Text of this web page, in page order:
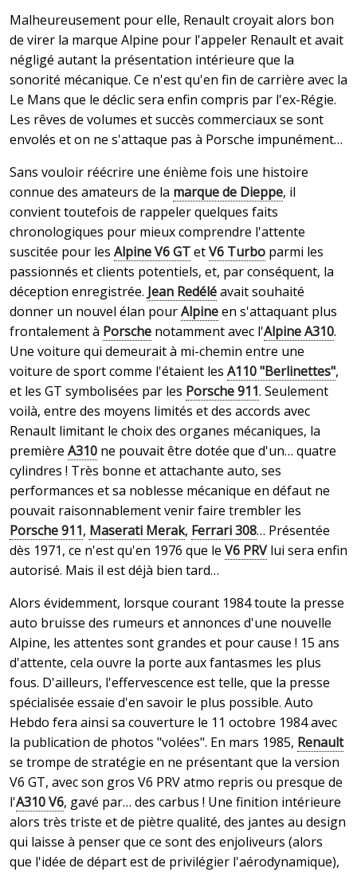
Malheureusement pour elle, Renault croyait alors bon
de virer la marque Alpine pour l'appeler Renault et avait
négligé autant la présentation intérieure que la
sonorité mécanique. Ce n'est qu'en fin de carrière avec la
Le Mans que le déclic sera enfin compris par l'ex-Régie.
Les rêves de volumes et succès commerciaux se sont
envolés et on ne s'attaque pas à Porsche impunément…
Sans vouloir réécrire une énième fois une histoire
connue des amateurs de la marque de Dieppe, il
convient toutefois de rappeler quelques faits
chronologiques pour mieux comprendre l'attente
suscitée pour les Alpine V6 GTetV6 Turbo parmi les
passionnés et clients potentiels, et, par conséquent, la
déception enregistrée. Jean Redéléavait souhaité
donner un nouvel élan pourAlpineen s'attaquant plus
frontalement à Porsche notamment avec l'Alpine A310.
Une voiture qui demeurait à mi-chemin entre une
voiture de sport comme l'étaient les A110 "Berlinettes",
et les GT symbolisées par les Porsche 911. Seulement
voilà, entre des moyens limités et des accords avec
Renault limitant le choix des organes mécaniques, la
première A310 ne pouvait être dotée que d'un… quatre
cylindres ! Très bonne et attachante auto, ses
performances et sa noblesse mécanique en défaut ne
pouvait raisonnablement venir faire trembler les
Porsche 911, Maserati Merak, Ferrari 308… Présentée
dès 1971, ce n'est qu'en 1976 que le V6 PRVlui sera enfin
autorisé. Mais il est déjà bien tard…
Alors évidemment, lorsque courant 1984 toute la presse
auto bruisse des rumeurs et annonces d'une nouvelle
Alpine, les attentes sont grandes et pour cause ! 15 ans
d'attente, cela ouvre la porte aux fantasmes les plus
fous. D'ailleurs, l'effervescence est telle, que la presse
spécialisée essaie d'en savoir le plus possible. Auto
Hebdo fera ainsi sa couverture le 11 octobre 1984 avec
la publication de photos "volées". En mars 1985, Renault
se trompe de stratégie en ne présentant que la version
V6 GT, avec son gros V6 PRV atmo repris ou presque de
l'A310 V6, gavé par… des carbus ! Une finition intérieure
alors très triste et de piètre qualité, des jantes au design
qui laisse à penser que ce sont des enjoliveurs (alors
que l'idée de départ est de privilégier l'aérodynamique),